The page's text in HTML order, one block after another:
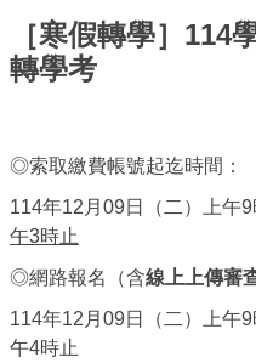
［寒假轉學］114
轉學考
◎索取繳費帳號起迄時間：
114年12月09日（二）上午
午3時止
◎網路報名（含線上上傳審
114年12月09日（二）上午
午4時止